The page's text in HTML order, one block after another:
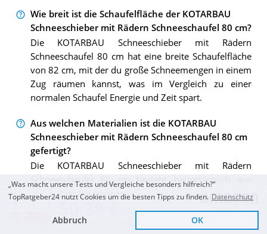
Zum Top Angebot
KOSTENLOSE LIEFERUNG Sofort Lieferbar
Wie breit ist die Schaufelfläche der KOTARBAU
Schneeschieber mit Rädern Schneeschaufel 80 cm?
Die KOTARBAU Schneeschieber mit Rädern
Schneeschaufel 80 cm hat eine breite Schaufelfläche
von 82 cm, mit der du große Schneemengen in einem
Zug räumen kannst, was im Vergleich zu einer
normalen Schaufel Energie und Zeit spart.
Aus welchen Materialien ist die KOTARBAU
Schneeschieber mit Rädern Schneeschaufel 80 cm
gefertigt?
Die KOTARBAU Schneeschieber mit Rädern
Schneeschaufel 80 cm besteht hauptsächlich aus
leichtem Kunststoff, wodurch sie leicht zu handhaben
Metallgriff, der für Stabilität und Komfort bei der
„Was macht unsere Tests und Vergleiche besonders hilfreich?“
TopRatgeber24 nutzt Cookies um die besten Tipps zu finden. Datenschutz
Abbruch OK